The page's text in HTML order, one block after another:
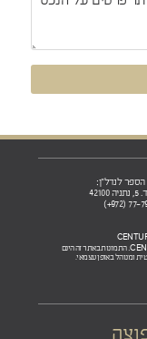
התמונות באתר זה הינם
ומנוהל באופן עצמאי.